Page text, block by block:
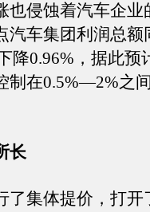
也侵蚀着汽车企业
汽车集团利润总额
降0.96%，据此预
制在0.5%—2%之
长
集体提价，打开